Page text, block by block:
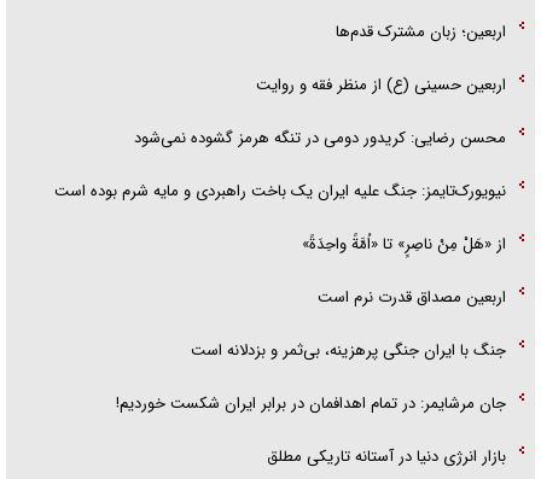
اربعین؛ زبان مشترک قدم‌ها
اربعین حسینی (ع) از منظر فقه و روایت
محسن رضایی: کریدور دومی در تنگه هرمز گشوده نمی‌شود
نیویورک‌تایمز: جنگ علیه ایران یک باخت راهبردی و مایه شرم بوده است
از «هَلْ مِنْ ناصِرٍ» تا «اُمَّةً واحِدَةً»
اربعین مصداق قدرت نرم است
جنگ با ایران جنگی پرهزینه، بی‌ثمر و بزدلانه است
جان مرشایمر: در تمام اهدافمان در برابر ایران شکست خوردیم!
بازار انرژی دنیا در آستانه تاریکی مطلق